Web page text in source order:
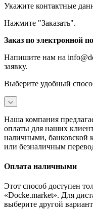
Укажите контактные
Нажмите "Заказать".
Заказ по электронной
Напишите нам на
заявку.
Выберите удобный
Наша компания
оплаты для наших
наличными, банковской
или безналичным
Оплата наличными
Этот способ доступен
«Docke.market». Для
выберите другой